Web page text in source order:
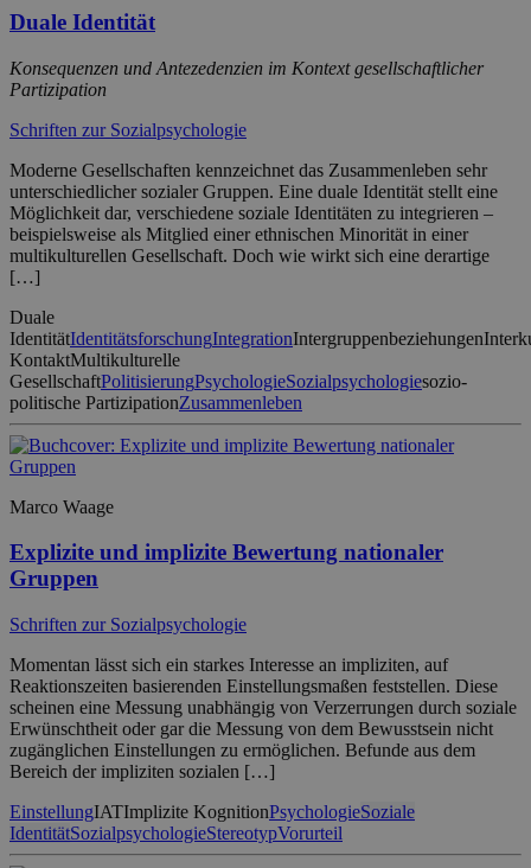
Duale Identität
Konsequenzen und Antezedenzien im Kontext gesellschaftlicher
Partizipation
Schriften zur Sozialpsychologie
Moderne Gesellschaften kennzeichnet das Zusammenleben sehr
unterschiedlicher sozialer Gruppen. Eine duale Identität stellt eine
Möglichkeit dar, verschiedene soziale Identitäten zu integrieren –
beispielsweise als Mitglied einer ethnischen Minorität in einer
multikulturellen Gesellschaft. Doch wie wirkt sich eine derartige
[…]
Duale
IdentitätIdentitätsforschungIntegrationIntergruppenbeziehungen
KontaktMultikulturelle
GesellschaftPolitisierungPsychologieSozialpsychologiesozio-
politische PartizipationZusammenleben
Marco Waage
Explizite und implizite Bewertung nationaler
Gruppen
Schriften zur Sozialpsychologie
Momentan lässt sich ein starkes Interesse an impliziten, auf
Reaktionszeiten basierenden Einstellungsmaßen feststellen. Diese
scheinen eine Messung unabhängig von Verzerrungen durch soziale
Erwünschtheit oder gar die Messung von dem Bewusstsein nicht
zugänglichen Einstellungen zu ermöglichen. Befunde aus dem
Bereich der impliziten sozialen […]
EinstellungIATImplizite KognitionPsychologieSoziale
IdentitätSozialpsychologieStereotypVorurteil